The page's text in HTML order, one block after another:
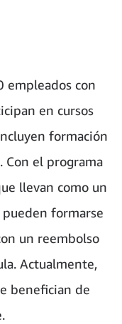
empleados con
en cursos
formación
el programa
llevan como un
formarse
un reembolso
Actualmente,
benefician de